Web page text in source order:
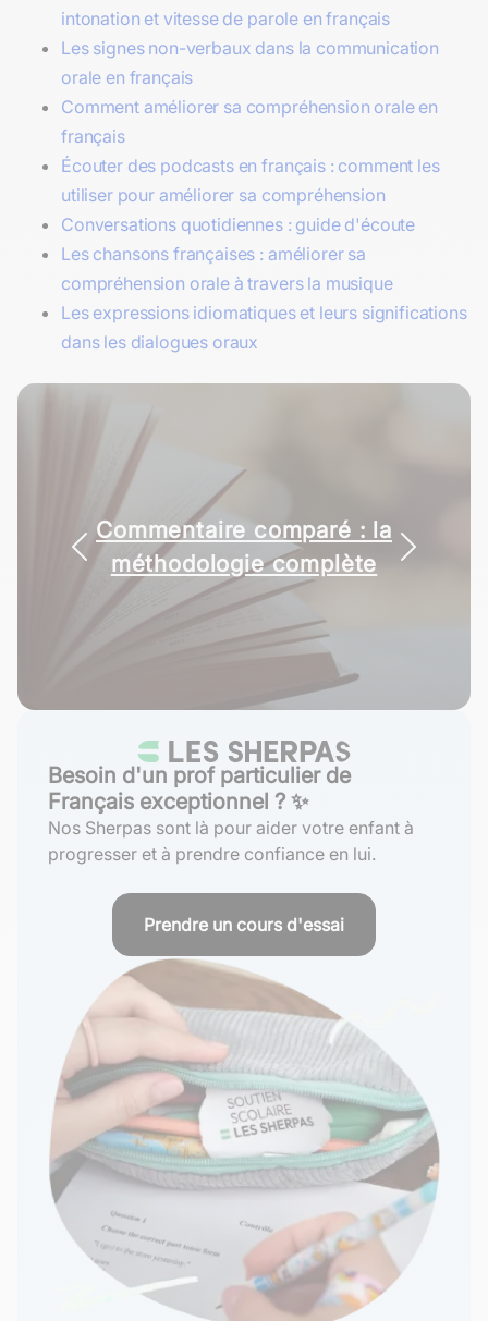
intonation et vitesse de parole en français
Les signes non-verbaux dans la communication
orale en français
Comment améliorer sa compréhension orale en
français
Écouter des podcasts en français : comment les
utiliser pour améliorer sa compréhension
Conversations quotidiennes : guide d'écoute
Les chansons françaises : améliorer sa
compréhension orale à travers la musique
Les expressions idiomatiques et leurs significations
dans les dialogues oraux
Commentaire comparé : la
méthodologie complète
Construire un paragraphe :
méthode pour le lycée
Besoin d'un prof particulier de
Français exceptionnel ? ✨
Nos Sherpas sont là pour aider votre enfant à
progresser et à prendre confiance en lui.
Prendre un cours d'essai